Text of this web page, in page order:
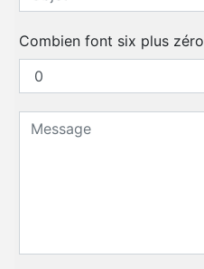
Combien font six plus zéro